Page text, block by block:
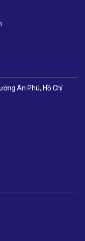
An Phú, Hồ Chí